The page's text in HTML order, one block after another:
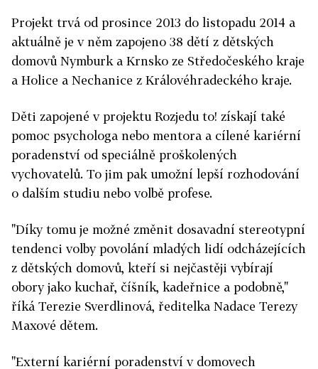
Projekt trvá od prosince 2013 do listopadu 2014 a
aktuálně je v něm zapojeno 38 dětí z dětských
domovů Nymburk a Krnsko ze Středočeského kraje
a Holice a Nechanice z Královéhradeckého kraje.
Děti zapojené v projektu Rozjedu to! získají také
pomoc psychologa nebo mentora a cílené kariérní
poradenství od speciálně proškolených
vychovatelů. To jim pak umožní lepší rozhodování
o dalším studiu nebo volbě profese.
"Díky tomu je možné změnit dosavadní stereotypní
tendenci volby povolání mladých lidí odcházejících
z dětských domovů, kteří si nejčastěji vybírají
obory jako kuchař, číšník, kadeřnice a podobně,"
říká Terezie Sverdlinová, ředitelka Nadace Terezy
Maxové dětem.
"Externí kariérní poradenství v domovech